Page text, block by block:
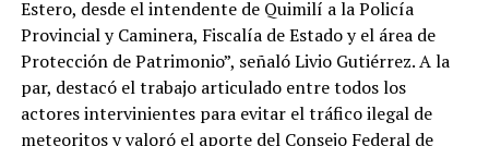
Estero, desde el intendente de Quimilí a la Policía
Provincial y Caminera, Fiscalía de Estado y el área de
Protección de Patrimonio”, señaló Livio Gutiérrez. A la
par, destacó el trabajo articulado entre todos los
actores intervinientes para evitar el tráfico ilegal de
meteoritos y valoró el aporte del Consejo Federal de